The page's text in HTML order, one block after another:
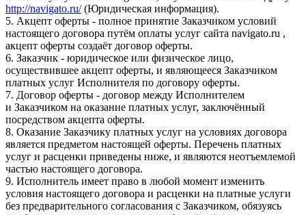
http://navigato.ru/(Юридическая информация).
5. Акцепт оферты - полное принятие Заказчиком условий
настоящего договора путём оплаты услуг сайта navigato.ru ,
акцепт оферты создаёт договор оферты.
6. Заказчик - юридическое или физическое лицо,
осуществившее акцепт оферты, и являющееся Заказчиком
платных услуг Исполнителя по договору оферты.
7. Договор оферты - договор между Исполнителем
и Заказчиком на оказание платных услуг, заключённый
посредством акцепта оферты.
8. Оказание Заказчику платных услуг на условиях договора
является предметом настоящей оферты. Перечень платных
услуг и расценки приведены ниже, и являются неотъемлемой
частью настоящего договора.
9. Исполнитель имеет право в любой момент изменить
условия настоящего договора и расценки на платные услуги
без предварительного согласования с Заказчиком, обязуясь